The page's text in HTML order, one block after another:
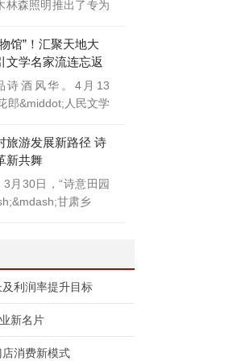
林森照明推出了专为
馆”！汇聚天地大
文学名家流连忘返
诗酒风华。4月13
郎&middot;人民文学
旅游发展新路径 诗
新共舞
月30日，“诗意田园
甘肃乡
利润率提升目标
新名片
消费新模式